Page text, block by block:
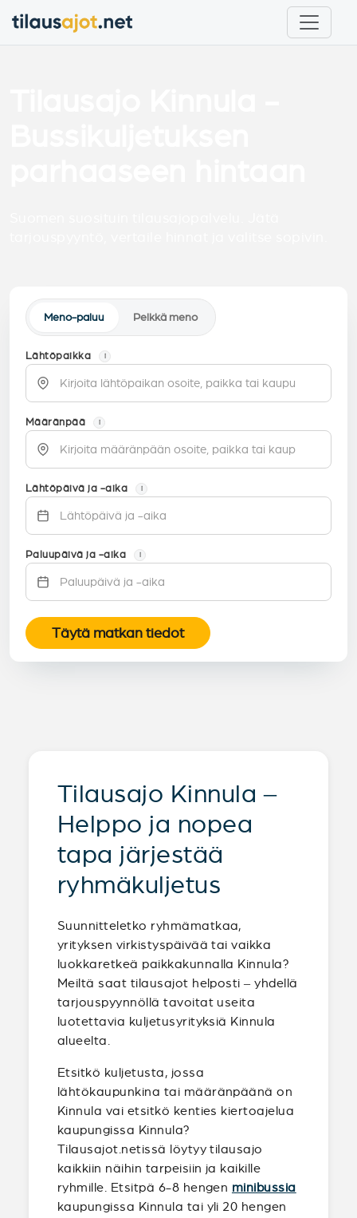
Meno-paluu Pelkkä meno
Lähtöpaikka i
Määränpää i
Lähtöpäivä ja -aika i
Paluupäivä ja -aika i
Täytä matkan tiedot
Tilausajo Kinnula –
Helppo ja nopea
tapa järjestää
ryhmäkuljetus
Suunnitteletko ryhmämatkaa,
yrityksen virkistyspäivää tai vaikka
luokkaretkeä paikkakunnalla Kinnula?
Meiltä saat tilausajot helposti – yhdellä
tarjouspyynnöllä tavoitat useita
luotettavia kuljetusyrityksiä Kinnula
alueelta.
Etsitkö kuljetusta, jossa
lähtökaupunkina tai määränpäänä on
Kinnula vai etsitkö kenties kiertoajelua
kaupungissa Kinnula?
Tilausajot.netissä löytyy tilausajo
kaikkiin näihin tarpeisiin ja kaikille
ryhmille. Etsitpä 6-8 hengen minibussia
kaupungissa Kinnula tai yli 20 hengen